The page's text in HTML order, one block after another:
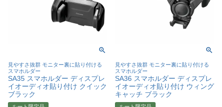
見やすさ抜群 モニター裏に貼り付ける
スマホルダー
SA35 スマホルダー ディスプレ
イオーディオ貼り付け クイック
ブラック
見やすさ抜群 モニター裏に貼り付ける
スマホルダー
SA36 スマホルダー ディスプレ
イオーディオ貼り付け ウィング
キャッチ ブラック